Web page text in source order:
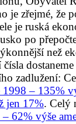
je zřejmé, že
je ruská
po
než
čísla
zadlužení:
– 135%
jen 17%. Celý
62% výše